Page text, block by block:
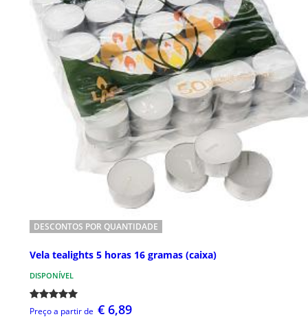
DESCONTOS POR QUANTIDADE
Vela tealights 5 horas 16 gramas (caixa)
DISPONÍVEL
Preço a partir de € 6,89